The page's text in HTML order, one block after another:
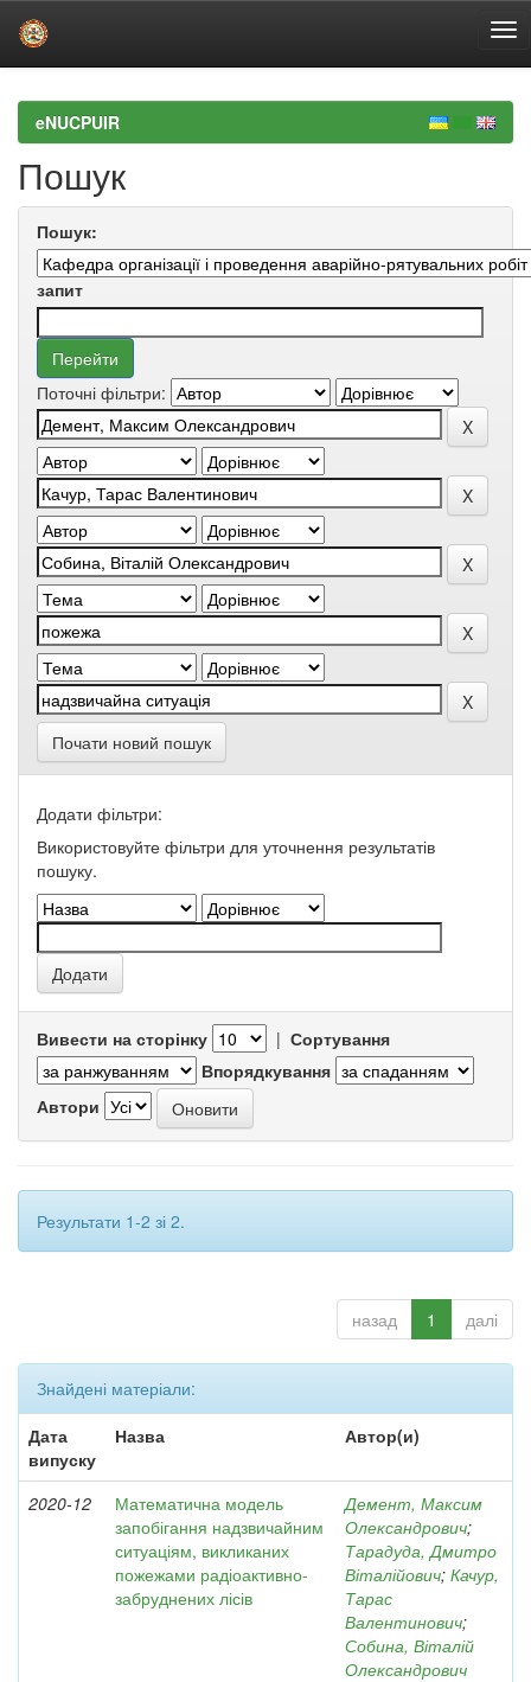
navigationeNUCPUIR
Пошук
Пошук:
запит
Поточні фільтри:
Почати новий пошук
Додати фільтри:
Використовуйте фільтри для уточнення результатів
пошуку.
Вивести на сторінку | Сортування
Впорядкування
Автори
Результати 1-2 зі 2.
назад 1 далі
Знайдені матеріали:
Дата
випуску
Назва Автор(и)
2020-12
Математична модель
запобігання надзвичайним
ситуаціям, викликаних
пожежами радіоактивно-
забруднених лісів
Демент, Максим
Олександрович;
Тарадуда, Дмитро
Віталійович; Качур,
Тарас
Валентинович;
Собина, Віталій
Олександрович